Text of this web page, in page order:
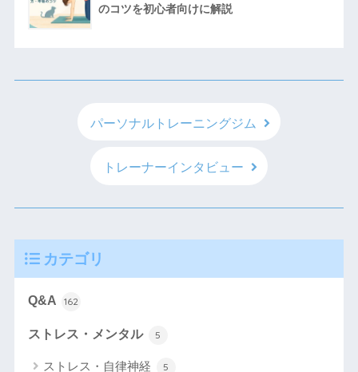
のコツを初心者向けに解説
パーソナルトレーニングジム
トレーナーインタビュー
カテゴリ
Q&A 162
ストレス・メンタル 5
ストレス・自律神経 5